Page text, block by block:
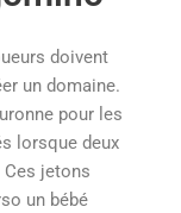
doivent
un domaine.
pour les
lorsque deux
Ces jetons
un bébé